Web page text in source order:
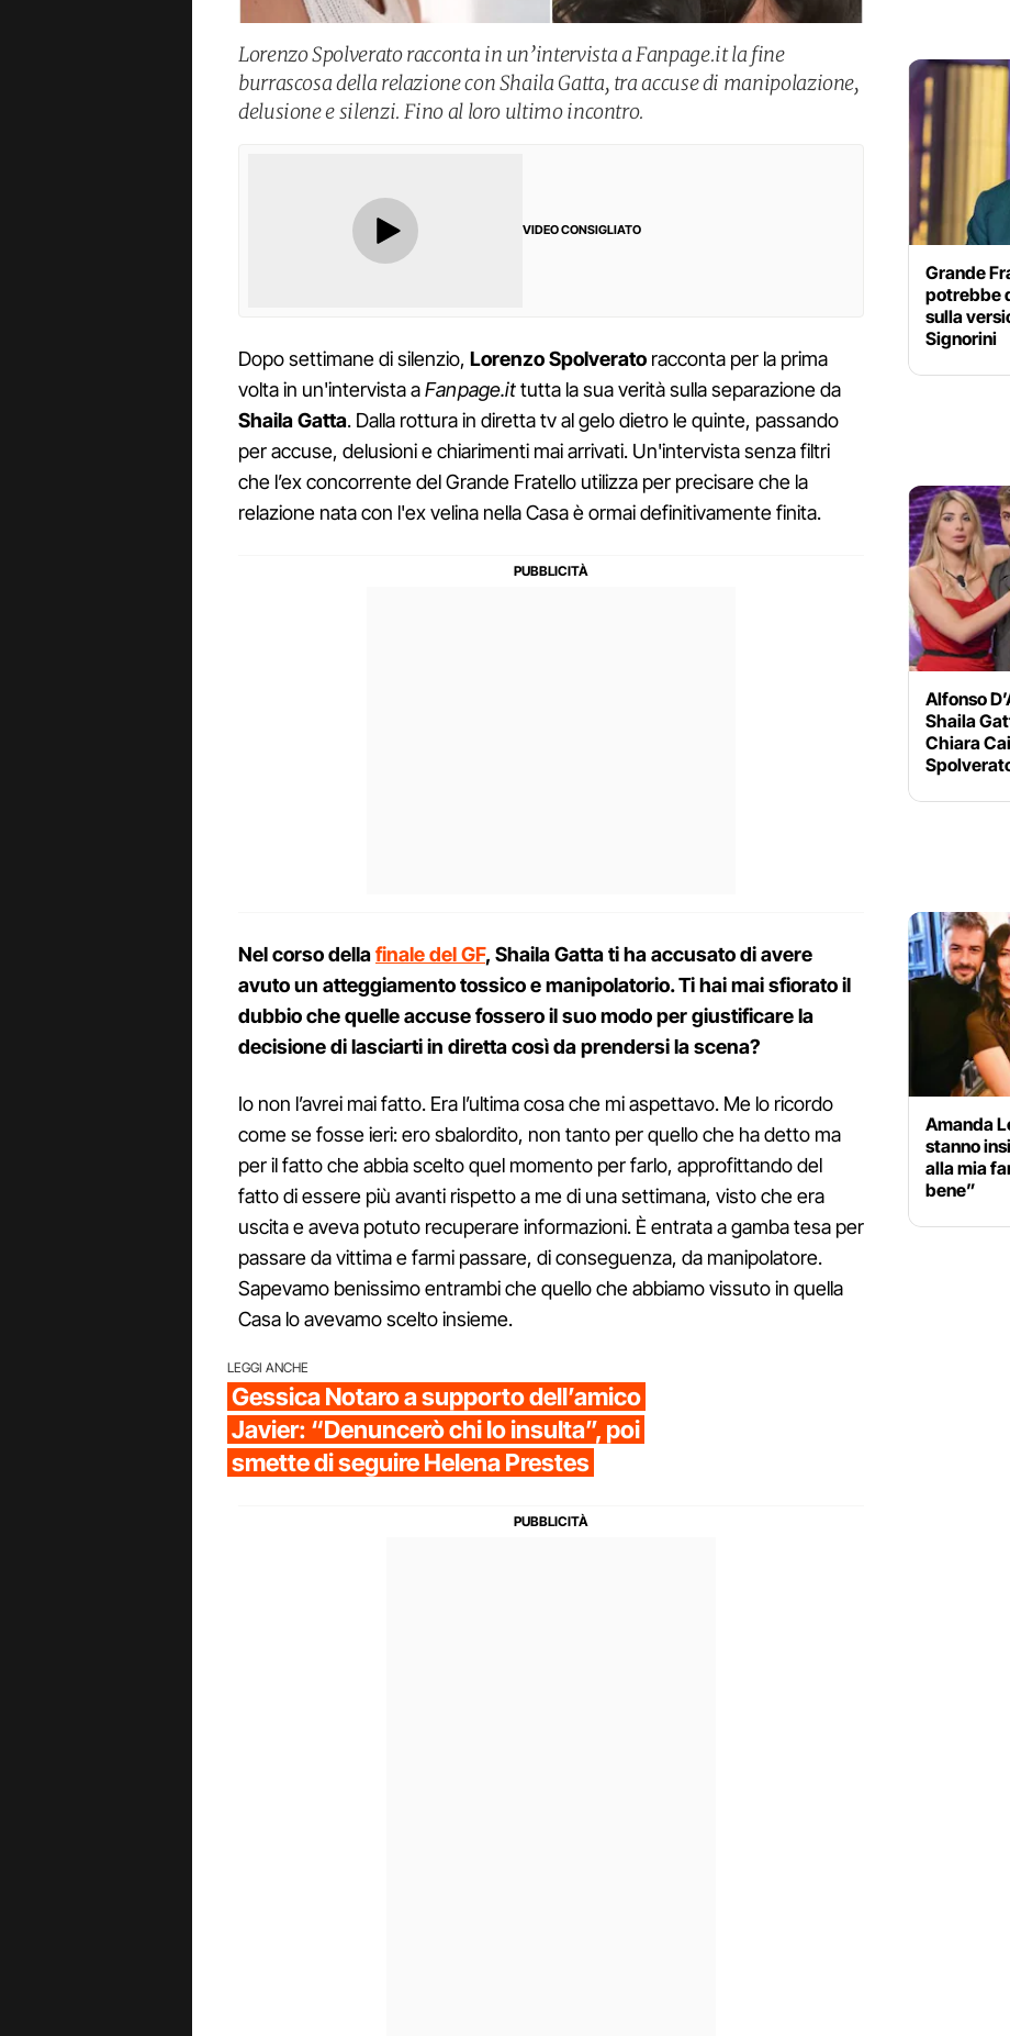
Lorenzo Spolverato racconta in un’intervista a Fanpage.it la fine
burrascosa della relazione con Shaila Gatta, tra accuse di manipolazione,
delusione e silenzi. Fino al loro ultimo incontro.
VIDEO CONSIGLIATO
Dopo settimane di silenzio, Lorenzo Spolverato racconta per la prima
volta in un'intervista aFanpage.ittutta la sua verità sulla separazione da
Shaila Gatta. Dalla rottura in diretta tv al gelo dietro le quinte, passando
per accuse, delusioni e chiarimenti mai arrivati. Un'intervista senza filtri
che l’ex concorrente del Grande Fratello utilizza per precisare che la
relazione nata con l'ex velina nella Casa è ormai definitivamente finita.
Nel corso dellafinale del GF, Shaila Gatta ti ha accusato di avere
avuto un atteggiamento tossico e manipolatorio. Ti hai mai sfiorato il
dubbio che quelle accuse fossero il suo modo per giustificare la
decisione di lasciarti in diretta così da prendersi la scena?
Io non l’avrei mai fatto. Era l’ultima cosa che mi aspettavo. Me lo ricordo
come se fosse ieri: ero sbalordito, non tanto per quello che ha detto ma
per il fatto che abbia scelto quel momento per farlo, approfittando del
fatto di essere più avanti rispetto a me di una settimana, visto che era
uscita e aveva potuto recuperare informazioni. È entrata a gamba tesa per
passare da vittima e farmi passare, di conseguenza, da manipolatore.
Sapevamo benissimo entrambi che quello che abbiamo vissuto in quella
Casa lo avevamo scelto insieme.
LEGGI ANCHE
Gessica Notaro a supporto dell’amico
Javier: “Denuncerò chi lo insulta”, poi
smette di seguire Helena Prestes
Grande
potrebbe
sulla
Signorini
Alfonso
Shaila
Chiara
Amanda
stanno
alla mia
bene”